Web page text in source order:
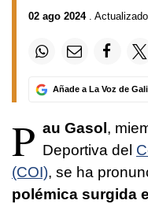
02 ago 2024.
Añade a La Voz de
P au Gasol ,
Deportiva del
(COI), se ha
polémica surgida